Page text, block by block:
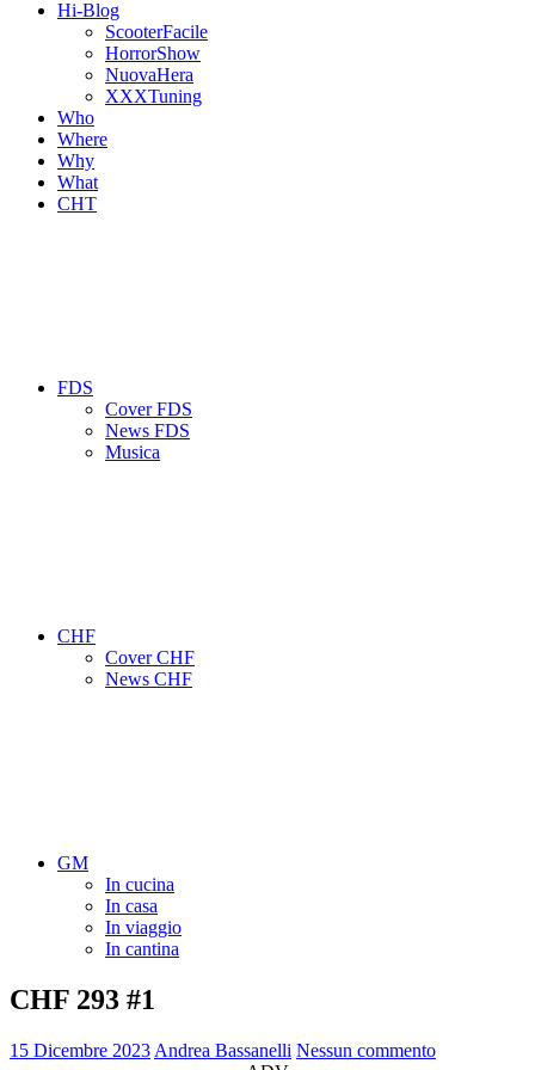
Hi-Blog
ScooterFacile
HorrorShow
NuovaHera
XXXTuning
Who
Where
Why
What
CHT
FDS
Cover FDS
News FDS
Musica
CHF
Cover CHF
News CHF
GM
In cucina
In casa
In viaggio
In cantina
CHF 293 #1
15 Dicembre 2023 Andrea Bassanelli Nessun commento